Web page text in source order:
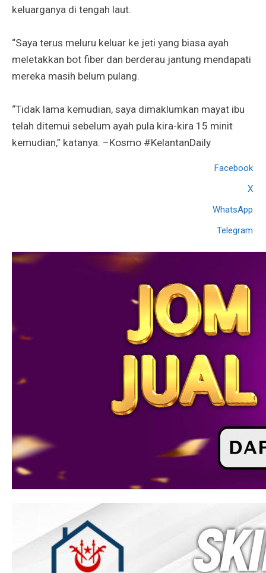
keluarganya di tengah laut.
“Saya terus meluru keluar ke jeti yang biasa ayah
meletakkan bot fiber dan berderau jantung mendapati
mereka masih belum pulang.
“Tidak lama kemudian, saya dimaklumkan mayat ibu
telah ditemui sebelum ayah pula kira-kira 15 minit
kemudian,” katanya. –Kosmo #KelantanDaily
Facebook
X
WhatsApp
Telegram